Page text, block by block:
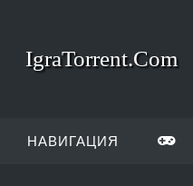
IgraTorrent.Com
НАВИГАЦИЯ